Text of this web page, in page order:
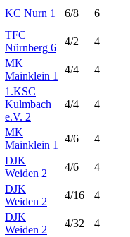
KC Nurn 1 6/8 6
TFC
Nürnberg 6
4/2 4
MK
Mainklein 1
4/4 4
1.KSC
Kulmbach
e.V. 2
4/4 4
MK
Mainklein 1
4/6 4
DJK
Weiden 2
4/6 4
DJK
Weiden 2
4/16 4
DJK
Weiden 2
4/32 4